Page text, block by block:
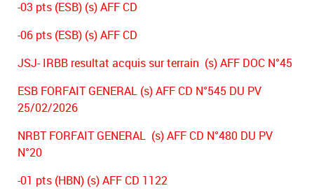
-03 pts (ESB) (s) AFF CD
-06 pts (ESB) (s) AFF CD
JSJ- IRBB resultat acquis sur terrain (s) AFF DOC N°45
ESB FORFAIT GENERAL (s) AFF CD N°545 DU PV
25/02/2026
NRBT FORFAIT GENERAL (s) AFF CD N°480 DU PV
N°20
-01 pts (HBN) (s) AFF CD 1122